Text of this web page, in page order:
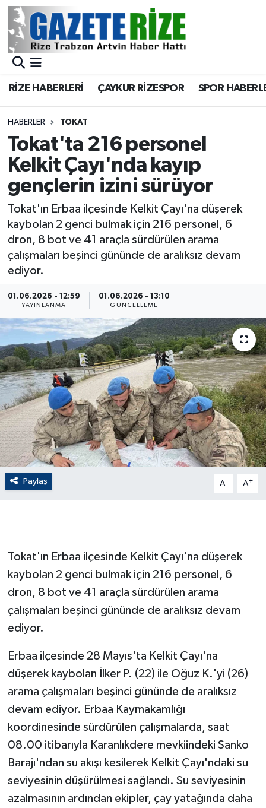
RİZE HABERLERİ ÇAYKUR RİZESPOR SPOR
HABERLER TOKAT
Tokat'ta 216 personel
Kelkit Çayı'nda kayıp
gençlerin izini sürüyor
Tokat'ın Erbaa ilçesinde Kelkit Çayı'na düşerek
kaybolan 2 genci bulmak için 216 personel, 6
dron, 8 bot ve 41 araçla sürdürülen arama
çalışmaları beşinci gününde de aralıksız devam
ediyor.
01.06.2026 - 12:59
YAYINLANMA
01.06.2026 - 13:10
GÜNCELLEME
Paylaş A- A+
Tokat'ın Erbaa ilçesinde Kelkit Çayı'na düşerek
kaybolan 2 genci bulmak için 216 personel, 6
dron, 8 bot ve 41 araçla sürdürülen arama
çalışmaları beşinci gününde de aralıksız devam
ediyor.
Erbaa ilçesinde 28 Mayıs'ta Kelkit Çayı'na
düşerek kaybolan İlker P. (22) ile Oğuz K.'yi (26)
arama çalışmaları beşinci gününde de aralıksız
devam ediyor. Erbaa Kaymakamlığı
koordinesinde sürdürülen çalışmalarda, saat
08.00 itibarıyla Karanlıkdere mevkiindeki Sanko
Barajı'ndan su akışı kesilerek Kelkit Çayı'ndaki su
seviyesinin düşürülmesi sağlandı. Su seviyesinin
azalmasının ardından ekipler, çay yatağında daha
BÖLGEMİZ
Asayiş
Rize Jandarma Komutanlığı
Bilim Teknoloji
Bölge
Advertising news
Canlı Maç
Dış Haberler
Dünya
EĞİTİM
EKONOMİ
English News
Finans
GENEL
GÜNDEM
HABERDE İNSAN
İNSAN
İş Dünyası
Jandarma
Kadın
KÜLTÜR SANAT
Merkez Nöbetçi Eczaneler
Merkez Trafik Yoğunluk Haritası
Süper Lig Puan Durumu ve Fikstür
Tüm Manşetler
Son Dakika Haberleri
Haber Arşivi